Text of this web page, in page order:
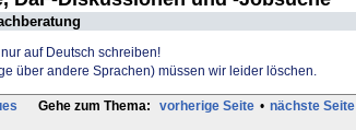
auf Deutsch schreiben!
über andere Sprachen) müssen wir leider löschen.
Gehe zum Thema: vorherige Seite • nächste Seite